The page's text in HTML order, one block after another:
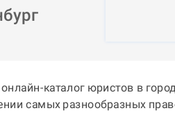
каталог юристов в
самых разнообразных